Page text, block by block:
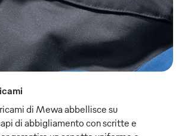
di Mewa abbellisce su
di abbigliamento con scritte e